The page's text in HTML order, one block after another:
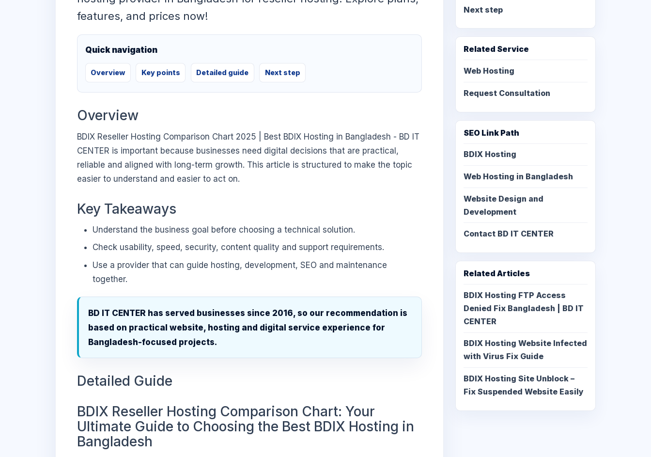
features, and prices now!
Quick navigation
Overview Key points Detailed guide Next step
Overview
BDIX Reseller Hosting Comparison Chart 2025 | Best BDIX Hosting in Bangladesh - BD IT
CENTER is important because businesses need digital decisions that are practical,
reliable and aligned with long-term growth. This article is structured to make the topic
easier to understand and easier to act on.
Key Takeaways
Understand the business goal before choosing a technical solution.
Check usability, speed, security, content quality and support requirements.
Use a provider that can guide hosting, development, SEO and maintenance
together.
BD IT CENTER has served businesses since 2016, so our recommendation is
based on practical website, hosting and digital service experience for
Bangladesh-focused projects.
Detailed Guide
BDIX Reseller Hosting Comparison Chart: Your
Ultimate Guide to Choosing the Best BDIX Hosting in
Bangladesh
Next step
Related Service
Web Hosting
Request Consultation
SEO Link Path
BDIX Hosting
Web Hosting in Bangladesh
Website Design and
Development
Contact BD IT CENTER
Related Articles
BDIX Hosting FTP Access
Denied Fix Bangladesh | BD IT
CENTER
BDIX Hosting Website Infected
with Virus Fix Guide
BDIX Hosting Site Unblock –
Fix Suspended Website Easily